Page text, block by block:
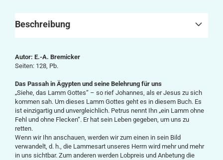
Beschreibung
Autor: E.-A. Bremicker
Seiten: 128, Pb.
Das Passah in Ägypten und seine Belehrung für uns
„Siehe, das Lamm Gottes“ – so rief Johannes, als er Jesus zu sich
kommen sah. Um dieses Lamm Gottes geht es in diesem Buch. Es
ist einzigartig und unver­gleichlich. Petrus nennt Ihn „ein Lamm ohne
Fehl und ohne Flecken“. Er hat sein Leben gegeben, um uns zu
retten.
Wenn wir Ihn anschauen, werden wir zum einen in sein Bild
verwandelt, d. h., die Lam­mes­art unseres Herrn wird mehr und mehr
in uns sichtbar. Zum anderen werden Lobpreis und Anbetung die